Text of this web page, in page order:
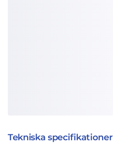
Tekniska specifikationer